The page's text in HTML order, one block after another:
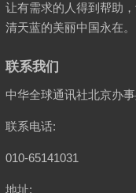
让有需求的人得到帮助
清天蓝的美丽中国永在。
联系我们
中华全球通讯社北京办
联系电话:
010-65141031
地址: